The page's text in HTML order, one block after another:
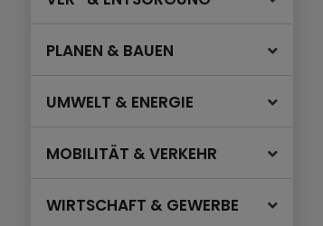
PLANEN & BAUEN
UMWELT & ENERGIE
MOBILITÄT & VERKEHR
WIRTSCHAFT & GEWERBE